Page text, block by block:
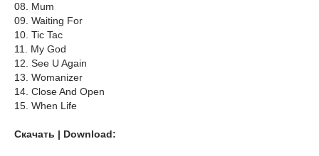
08. Mum
09. Waiting For
10. Tic Tac
11. My God
12. See U Again
13. Womanizer
14. Close And Open
15. When Life
Скачать | Download: